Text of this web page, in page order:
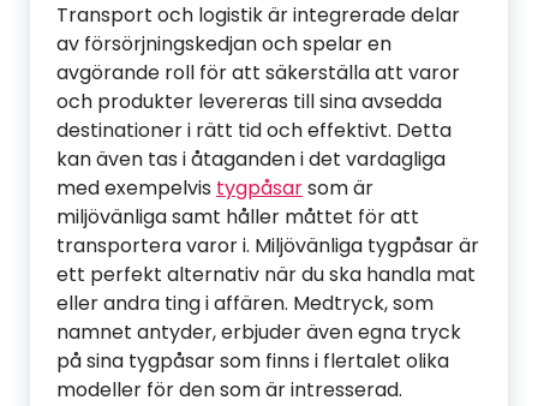
Transport och logistik är integrerade delar
av försörjningskedjan och spelar en
avgörande roll för att säkerställa att varor
och produkter levereras till sina avsedda
destinationer i rätt tid och effektivt. Detta
kan även tas i åtaganden i det vardagliga
med exempelvis tygpåsarsom är
miljövänliga samt håller måttet för att
transportera varor i. Miljövänliga tygpåsar är
ett perfekt alternativ när du ska handla mat
eller andra ting i affären. Medtryck, som
namnet antyder, erbjuder även egna tryck
på sina tygpåsar som finns i flertalet olika
modeller för den som är intresserad.